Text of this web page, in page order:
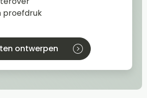
proefdruk
ontwerpen